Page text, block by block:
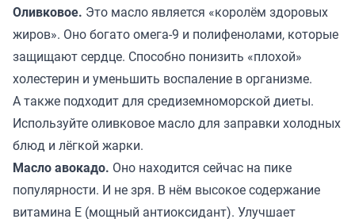
Оливковое. Это масло является «королём здоровых
жиров». Оно богато омега-9 и полифенолами, которые
защищают сердце. Способно понизить «плохой»
холестерин и уменьшить воспаление в организме.
А также подходит для средиземноморской диеты.
Используйте оливковое масло для заправки холодных
блюд и лёгкой жарки.
Масло авокадо. Оно находится сейчас на пике
популярности. И не зря. В нём высокое содержание
витамина Е (мощный антиоксидант). Улучшает